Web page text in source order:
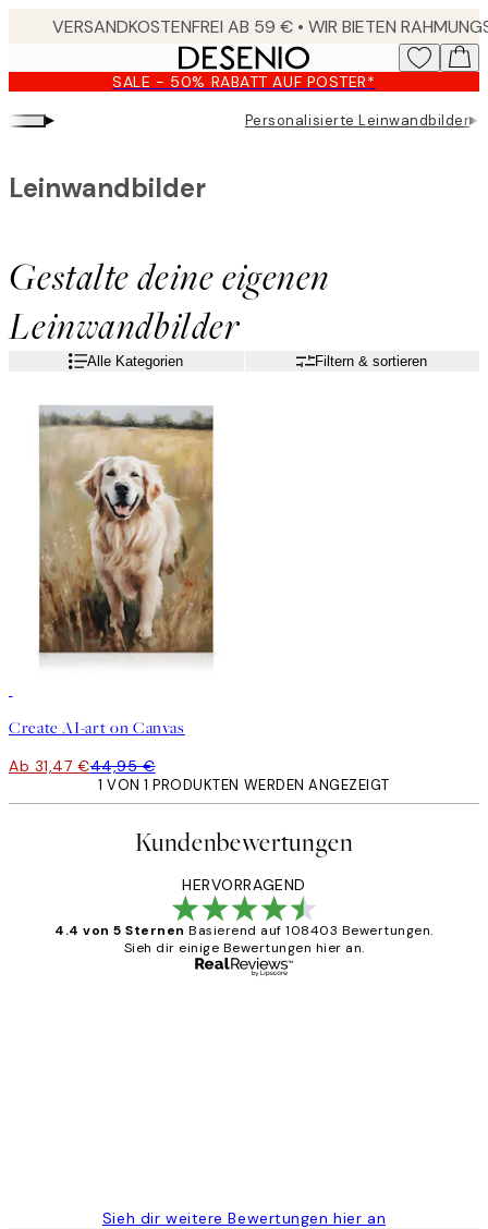
content.
SALE - 50% RABATT AUF POSTER*
▸ Personalisierte Leinwandbilder▸
Gestalte deine eigenen
Leinwandbilder
Leinwandbilder
Alle Kategorien Filtern & sortieren
Create AI-art on Canvas
Ab 31,47 €44,95 €
1 VON 1 PRODUKTEN WERDEN ANGEZEIGT
Kundenbewertungen
HERVORRAGEND
4.4 von 5 Sternen Basierend auf 108403 Bewertungen.
Sieh dir einige Bewertungen hier an.
Sieh dir weitere Bewertungen hier an